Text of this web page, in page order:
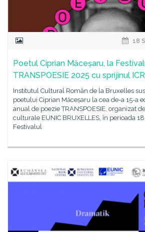
18
Poetul Ciprian Măceșaru, la
TRANSPOESIE 2025 cu sprijinul
Institutul Cultural Român de la Bruxelles
poetului Ciprian Măceșaru la cea de-a 15-a
anual de poezie TRANSPOESIE, organizat
culturale EUNIC BRUXELLES, în perioada
Festivalul